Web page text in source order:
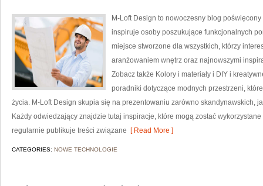
M-Loft Design to nowoczesny blog
inspiruje osoby poszukujące funkcjonalnych
miejsce stworzone dla wszystkich, którzy
aranżowaniem wnętrz oraz najnowszymi
Zobacz także Kolory i materiały i DIY i
poradniki dotyczące modnych przestrzeni,
życia. M-Loft Design skupia się na prezentowaniu zarówno skandynawskich,
Każdy odwiedzający znajdzie tutaj inspiracje, które mogą zostać
regularnie publikuje treści związane [ Read More ]
CATEGORIES: NOWE TECHNOLOGIE